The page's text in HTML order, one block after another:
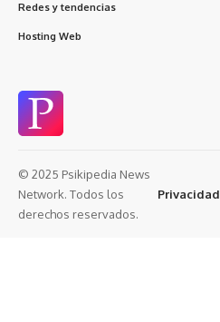
Redes y tendencias
Hosting Web
© 2025 Psikipedia News
Network. Todos los
derechos reservados.
Privacidad